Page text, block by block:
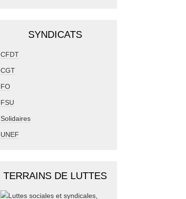
SYNDICATS
CFDT
CGT
FO
FSU
Solidaires
UNEF
TERRAINS DE LUTTES